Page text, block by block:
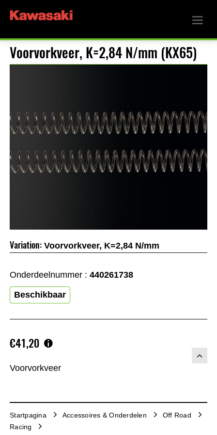
Voorvorkveer, K=2,84 N/mm (KX65)
Voorvorkveer
€41,20
Variation: Voorvorkveer, K=2,84 N/mm
Onderdeelnummer : 440261738
Beschikbaar
Startpagina Accessoires & Onderdelen
Off Road
Racing